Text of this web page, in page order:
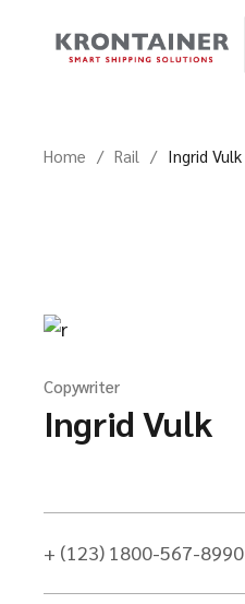
Home Rail Ingrid Vulk
Copywriter
Ingrid Vulk
+ (123) 1800-567-8990